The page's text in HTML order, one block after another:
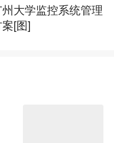
州大学监控系统管理
[图]